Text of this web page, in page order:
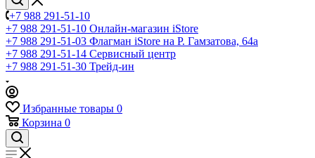
+7 988 291-51-10
+7 988 291-51-10 Онлайн-магазин iStore
+7 988 291-51-03 Флагман iStore на Р. Гамзатова, 64а
+7 988 291-51-14 Сервисный центр
+7 988 291-51-30 Трейд-ин
Избранные товары 0
Корзина 0